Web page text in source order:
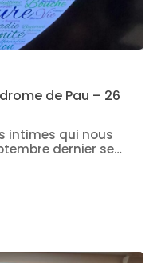
de Pau – 26
intimes qui nous
dernier se…